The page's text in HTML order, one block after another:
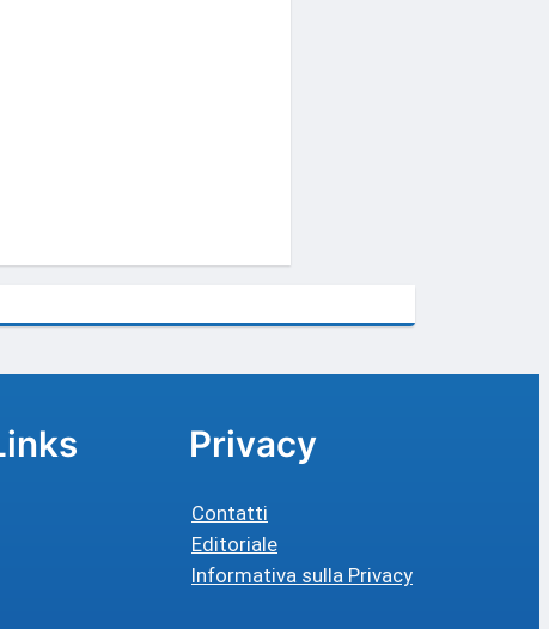
Privacy
Contatti
Editoriale
Informativa sulla Privacy